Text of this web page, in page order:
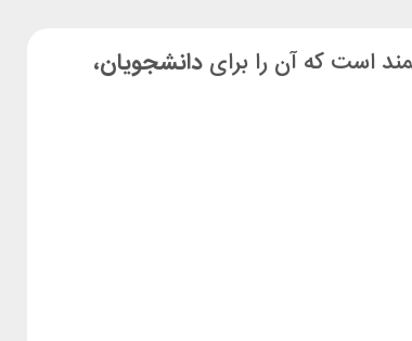
است که آن را برایدانشجویان،